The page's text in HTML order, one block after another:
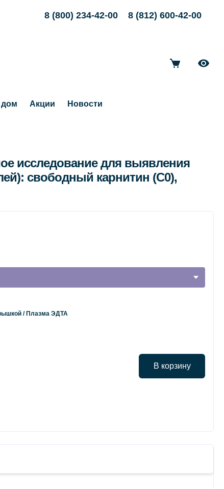
8 (800) 234-42-00 8 (812) 600-42-00
дом Акции Новости
исследование для выявления
свободный карнитин (C0),
/ Плазма ЭДТА
В корзину